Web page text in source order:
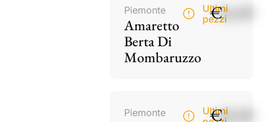
Piemonte
Amaretto
Berta Di
Mombaruzzo
Ultimi
pezzi
€34,00
Piemonte
Ultimi
€40,00